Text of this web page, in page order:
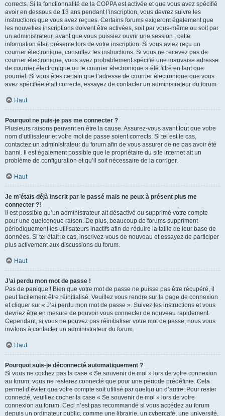
corrects. Si la fonctionnalité de la COPPA est activée et que vous avez spécifié
avoir en dessous de 13 ans pendant l’inscription, vous devrez suivre les
instructions que vous avez reçues. Certains forums exigeront également que
les nouvelles inscriptions doivent être activées, soit par vous-même ou soit par
un administrateur, avant que vous puissiez ouvrir une session ; cette
information était présente lors de votre inscription. Si vous aviez reçu un
courrier électronique, consultez les instructions. Si vous ne recevez pas de
courrier électronique, vous avez probablement spécifié une mauvaise adresse
de courrier électronique ou le courrier électronique a été filtré en tant que
pourriel. Si vous êtes certain que l’adresse de courrier électronique que vous
avez spécifiée était correcte, essayez de contacter un administrateur du forum.
Haut
Pourquoi ne puis-je pas me connecter ?
Plusieurs raisons peuvent en être la cause. Assurez-vous avant tout que votre
nom d’utilisateur et votre mot de passe soient corrects. Si tel est le cas,
contactez un administrateur du forum afin de vous assurer de ne pas avoir été
banni. Il est également possible que le propriétaire du site internet ait un
problème de configuration et qu’il soit nécessaire de la corriger.
Haut
Je m’étais déjà inscrit par le passé mais ne peux à présent plus me
connecter ?!
Il est possible qu’un administrateur ait désactivé ou supprimé votre compte
pour une quelconque raison. De plus, beaucoup de forums suppriment
périodiquement les utilisateurs inactifs afin de réduire la taille de leur base de
données. Si tel était le cas, inscrivez-vous de nouveau et essayez de participer
plus activement aux discussions du forum.
Haut
J’ai perdu mon mot de passe !
Pas de panique ! Bien que votre mot de passe ne puisse pas être récupéré, il
peut facilement être réinitialisé. Veuillez vous rendre sur la page de connexion
et cliquer sur « J’ai perdu mon mot de passe ». Suivez les instructions et vous
devriez être en mesure de pouvoir vous connecter de nouveau rapidement.
Cependant, si vous ne pouvez pas réinitialiser votre mot de passe, nous vous
invitons à contacter un administrateur du forum.
Haut
Pourquoi suis-je déconnecté automatiquement ?
Si vous ne cochez pas la case « Se souvenir de moi » lors de votre connexion
au forum, vous ne resterez connecté que pour une période prédéfinie. Cela
permet d’éviter que votre compte soit utilisé par quelqu’un d’autre. Pour rester
connecté, veuillez cocher la case « Se souvenir de moi » lors de votre
connexion au forum. Ceci n’est pas recommandé si vous accédez au forum
depuis un ordinateur public, comme une librairie, un cybercafé, une université,